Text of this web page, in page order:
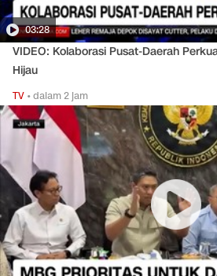
03:28
VIDEO: Kolaborasi Pusat-Daerah
Hijau
TV •dalam 2 jam